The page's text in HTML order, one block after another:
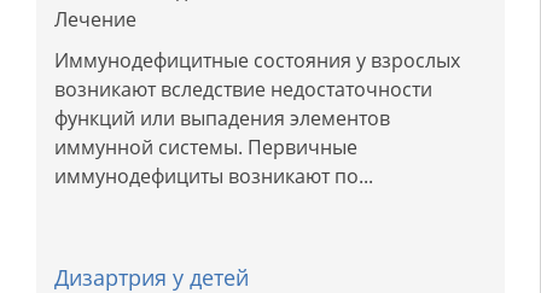
Лечение
Иммунодефицитные состояния у взрослых
возникают вследствие недостаточности
функций или выпадения элементов
иммунной системы. Первичные
иммунодефициты возникают по...
Дизартрия у детей